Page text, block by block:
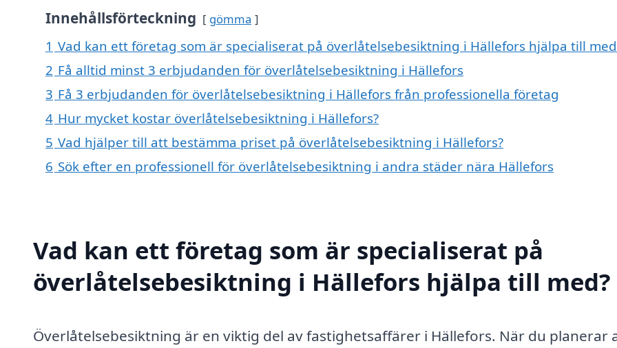
Innehållsförteckning gömma
1 Vad kan ett företag som är specialiserat på överlåtelsebesiktning i Hällefors hjälpa till
2 Få alltid minst 3 erbjudanden för överlåtelsebesiktning i Hällefors
3 Få 3 erbjudanden för överlåtelsebesiktning i Hällefors från professionella företag
4 Hur mycket kostar överlåtelsebesiktning i Hällefors?
5 Vad hjälper till att bestämma priset på överlåtelsebesiktning i Hällefors?
6 Sök efter en professionell för överlåtelsebesiktning i andra städer nära Hällefors
Vad kan ett företag som är specialiserat på
överlåtelsebesiktning i Hällefors hjälpa till med?
Överlåtelsebesiktning är en viktig del av fastighetsaffärer i Hällefors. När du planerar